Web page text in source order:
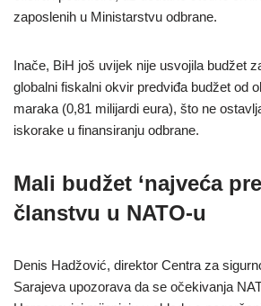
zaposlenih u Ministarstvu odbrane.
Inače, BiH još uvijek nije usvojila budžet
globalni fiskalni okvir predviđa budžet od
maraka (0,81 milijardi eura), što ne
iskorake u finansiranju odbrane.
Mali budžet ‘najveća
članstvu u NATO-u
Denis Hadžović, direktor Centra za
Sarajeva upozorava da se očekivanja